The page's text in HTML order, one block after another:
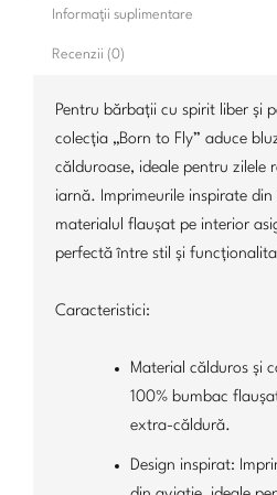
Informații suplimentare
Recenzii (0)
Pentru bărbații cu spirit liber și
colecția „Born to Fly” aduce
călduroase, ideale pentru zilele
iarnă. Imprimeurile inspirate
materialul flaușat pe interior
perfectă între stil și
Caracteristici:
Material călduros și
100% bumbac
extra-căldură.
Design inspirat: